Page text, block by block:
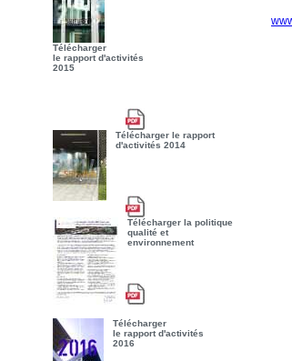
Télécharger
le rapport d'activités
2015
Télécharger le rapport
d'activités 2014
Télécharger la politique
qualité et
environnement
Télécharger
le rapport d'activités
2016